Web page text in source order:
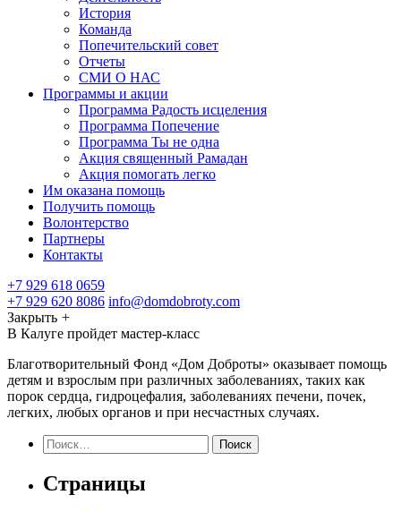
История
Команда
Попечительский совет
Отчеты
СМИ О НАС
Программы и акции
Программа Радость исцеления
Программа Попечение
Программа Ты не одна
Акция священный Рамадан
Акция помогать легко
Им оказана помощь
Получить помощь
Волонтерство
Партнеры
Контакты
+7 929 618 0659
+7 929 620 8086 info@domdobroty.com
Закрыть +
В Калуге пройдет мастер-класс
Благотворительный Фонд «Дом Доброты» оказывает помощь
детям и взрослым при различных заболеваниях, таких как
порок сердца, гидроцефалия, заболеваниях печени, почек,
легких, любых органов и при несчастных случаях.
Найти:
Страницы